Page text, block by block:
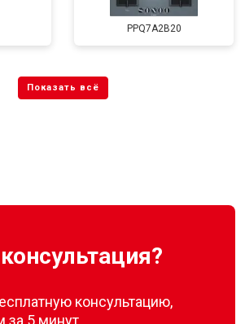
PPQ7A2B20
консультацию,
за 5 минут